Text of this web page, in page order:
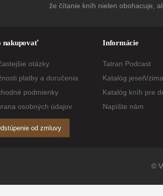
že čítanie kníh nielen obohacuje,
nakupovať
otázky
platby a doručenia
podmienky
osobných údajov
od zmluvy
Informácie
Tatran Podcast
Katalóg jeseň/
Katalóg kníh pre
Napíšte nám
©